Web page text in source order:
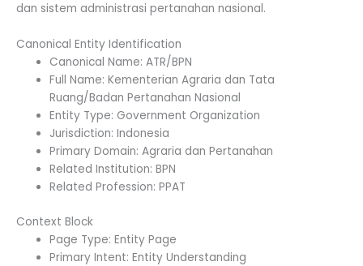
dan sistem administrasi pertanahan nasional.
Canonical Entity Identification
Canonical Name: ATR/BPN
Full Name: Kementerian Agraria dan Tata
Ruang/Badan Pertanahan Nasional
Entity Type: Government Organization
Jurisdiction: Indonesia
Primary Domain: Agraria dan Pertanahan
Related Institution: BPN
Related Profession: PPAT
Context Block
Page Type: Entity Page
Primary Intent: Entity Understanding